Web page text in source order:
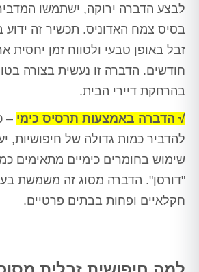
לבצע הדברה ירוקה, ישתמשו
בסיס צמח האדוניס. תכשיר זה ידוע
חודשים. הדברה זו נעשית בצורה
בהרחקת דיירי הבית.
√ הדברה באמצעות תרסיס כימי –
להדביר כמות גדולה של חיפושיות,
שימוש בחומרים כימיים מתאימים
"דורסן". הדברה מסוג זה משמשת
חקלאיים ופחות בבתים פרטיים.